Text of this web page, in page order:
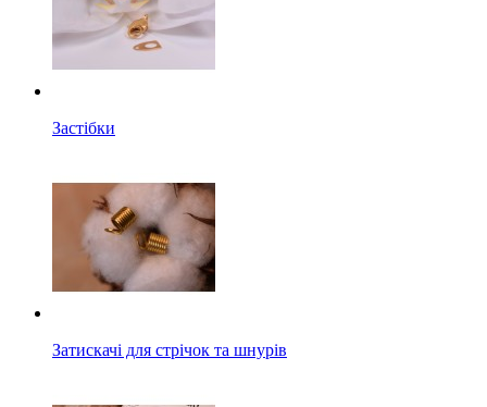
Застібки
Затискачі для стрічок та шнурів